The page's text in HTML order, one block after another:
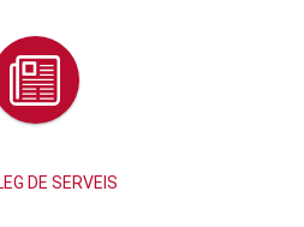
DE SERVEIS